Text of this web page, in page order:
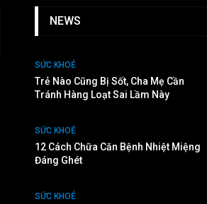
NEWS
SỨC KHOẺ
Trẻ Nào Cũng Bị Sốt, Cha Mẹ Cần
Tránh Hàng Loạt Sai Lầm Này
SỨC KHOẺ
12 Cách Chữa Căn Bệnh Nhiệt Miệng
Đáng Ghét
SỨC KHOẺ